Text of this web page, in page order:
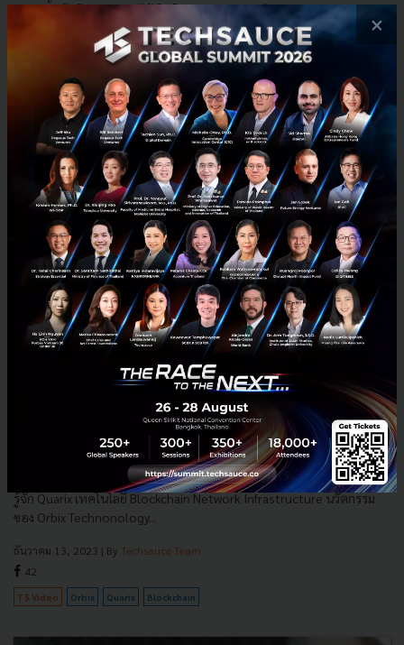
orbix ตั้งเป้าปี 2567 รายได้เติบโต 6 เท่า ชูกลยุทธ์ Easy & Trustworthy
พร้อมเป็นผู้นำในการยกระดับมาตรฐานทั้งอุตสาหกรรมในการดูแล
คุ้มครองนักลงทุน...
มีนาคม 21, 2024 | ByTechsauce Team
orbix orbix-tech blockchain สินทรัพย์ดิจิทัล
เจาะลึก Quarix โครงสร้างพื้นฐาน Blockchain อนาคต
นวัตกรรมการเงินไทย
รู้จัก Quarix เทคโนโลยี Blockchain Network Infrastructure นวัตกรรม
ของ Orbix Technonology...
ธันวาคม 13, 2023 | By Techsauce Team
42
TS Video Orbix Quarix Blockchain
×